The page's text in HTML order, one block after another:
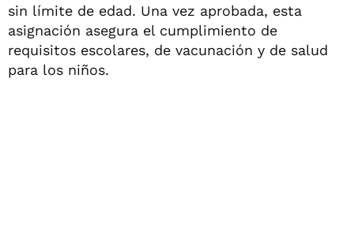
sin límite de edad. Una vez aprobada, esta
asignación asegura el cumplimiento de
requisitos escolares, de vacunación y de salud
para los niños.